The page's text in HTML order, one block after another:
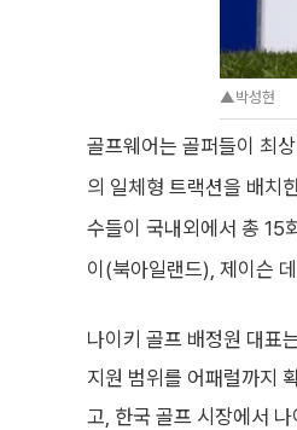
▲박성현
골프웨어는 골퍼들이 최
의 일체형 트랙션을 배치
수들이 국내외에서 총 15
이(북아일랜드), 제이슨
나이키 골프 배정원 대표
지원 범위를 어패럴까지
고, 한국 골프 시장에서